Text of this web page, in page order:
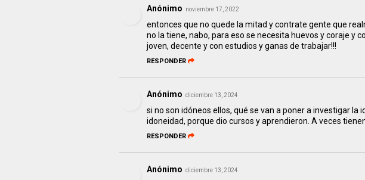
Anónimo noviembre 17, 2022
entonces que no quede la mitad y contrate gente que
no la tiene, nabo, para eso se necesita huevos y coraje y
joven, decente y con estudios y ganas de trabajar!!!
RESPONDER
Anónimo diciembre 13, 2024
si no son idóneos ellos, qué se van a poner a investigar la
idoneidad, porque dio cursos y aprendieron. A veces
RESPONDER
Anónimo diciembre 13, 2024